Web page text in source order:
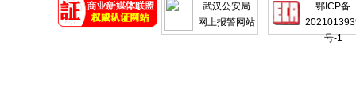
武汉公安局
网上报警网站
鄂ICP备
号-1